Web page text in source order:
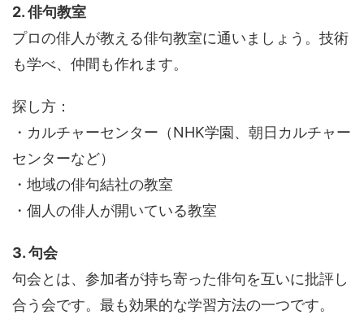
2. 俳句教室
プロの俳人が教える俳句教室に通いましょう。技術
も学べ、仲間も作れます。
探し方：
・カルチャーセンター（NHK学園、朝日カルチャー
センターなど）
・地域の俳句結社の教室
・個人の俳人が開いている教室
3. 句会
句会とは、参加者が持ち寄った俳句を互いに批評し
合う会です。最も効果的な学習方法の一つです。